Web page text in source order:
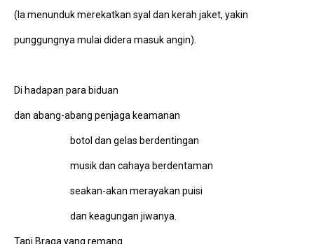
(Ia menunduk merekatkan syal dan kerah jaket, yakin
punggungnya mulai didera masuk angin).
Di hadapan para biduan
dan abang-abang penjaga keamanan
botol dan gelas berdentingan
musik dan cahaya berdentaman
seakan-akan merayakan puisi
dan keagungan jiwanya.
Tapi Braga yang remang